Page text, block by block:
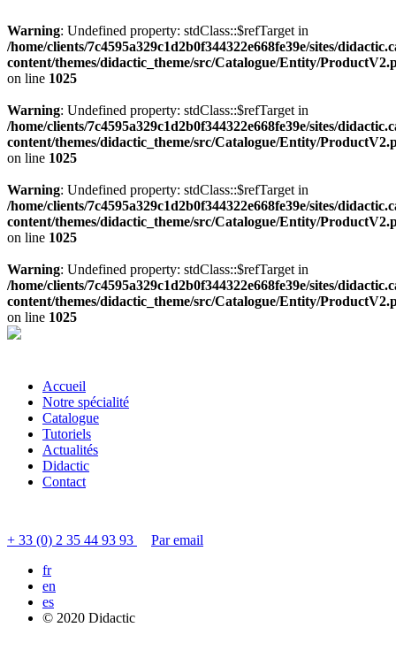
Warning: Undefined property: stdClass::$refTarget in
/home/clients/7c4595a329c1d2b0f344322e668fe39e/sites/
content/themes/didactic_theme/src/Catalogue/Entity/
on line 1025
Warning: Undefined property: stdClass::$refTarget in
/home/clients/7c4595a329c1d2b0f344322e668fe39e/sites/
content/themes/didactic_theme/src/Catalogue/Entity/
on line 1025
Warning: Undefined property: stdClass::$refTarget in
/home/clients/7c4595a329c1d2b0f344322e668fe39e/sites/
content/themes/didactic_theme/src/Catalogue/Entity/
on line 1025
Warning: Undefined property: stdClass::$refTarget in
/home/clients/7c4595a329c1d2b0f344322e668fe39e/sites/
content/themes/didactic_theme/src/Catalogue/Entity/
on line 1025
Accueil
Notre spécialité
Catalogue
Tutoriels
Actualités
Didactic
Contact
+ 33 (0) 2 35 44 93 93
Par email
fr
en
es
© 2020 Didactic